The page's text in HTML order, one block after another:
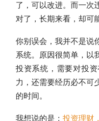
了，可以改进。而一次
对了，长期来看，却可
你别误会，我并不是说
系统。原因很简单，以
投资系统，需要对投
力，还需要经历必不可
的时间。
我想说的是： 投资理财